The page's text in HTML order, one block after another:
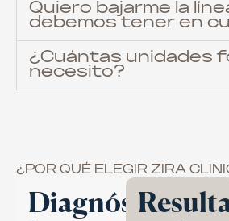
Quiero bajarme la
debemos tener en
¿Cuántas unidades
necesito?
¿POR QUÉ ELEGIR ZIRA
Diagnóstico